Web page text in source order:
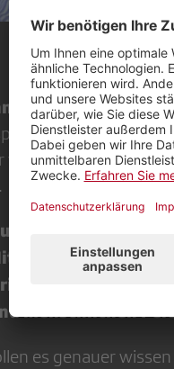
Brunnerarbeitet
aus dem
wie Jordanien,
welchem Grund
welchen
Konflikte und
menschlichen
es genauer